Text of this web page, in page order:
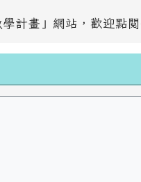
計畫」網站，歡迎點